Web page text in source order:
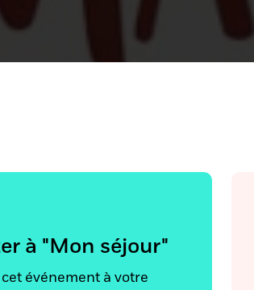
à "Mon séjour"
événement à votre